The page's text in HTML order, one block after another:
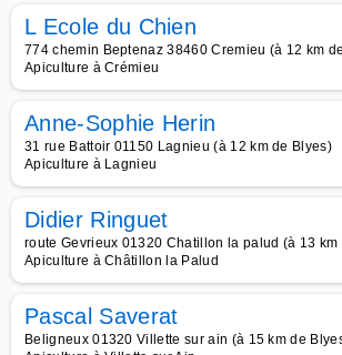
L Ecole du Chien
774 chemin Beptenaz 38460 Cremieu (à 12 km
Apiculture à Crémieu
Anne-Sophie Herin
31 rue Battoir 01150 Lagnieu (à 12 km de Blyes)
Apiculture à Lagnieu
Didier Ringuet
route Gevrieux 01320 Chatillon la palud (à 13 km
Apiculture à Châtillon la Palud
Pascal Saverat
Beligneux 01320 Villette sur ain (à 15 km de